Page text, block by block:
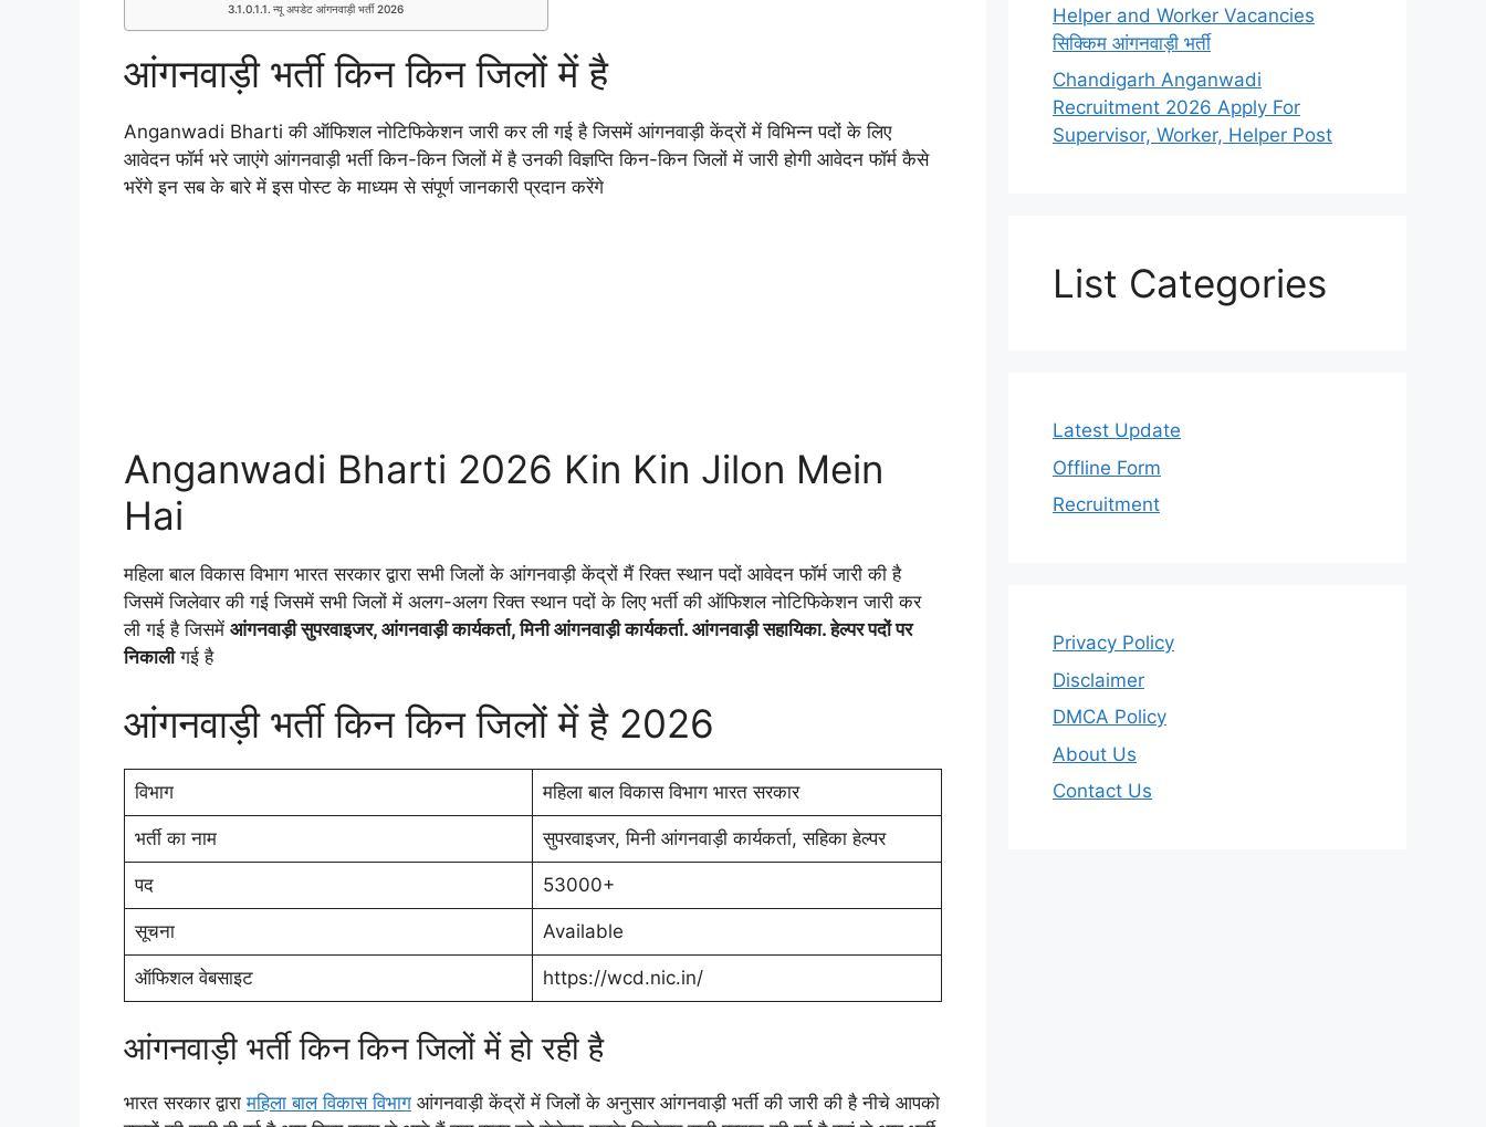
न्यू अपडेट आंगनवाड़ी भर्ती 2026
आंगनवाड़ी भर्ती किन किन जिलों में है
Anganwadi Bharti की ऑफिशल नोटिफिकेशन जारी कर ली गई है जिसमें आंगनवाड़ी केंद्रों में विभिन्न पदों के लिए
आवेदन फॉर्म भरे जाएंगे आंगनवाड़ी भर्ती किन-किन जिलों में है उनकी विज्ञप्ति किन-किन जिलों में जारी होगी आवेदन फॉर्म कैसे
भरेंगे इन सब के बारे में इस पोस्ट के माध्यम से संपूर्ण जानकारी प्रदान करेंगे
Anganwadi Bharti 2026 Kin Kin Jilon Mein
Hai
महिला बाल विकास विभाग भारत सरकार द्वारा सभी जिलों के आंगनवाड़ी केंद्रों मैं रिक्त स्थान पदों आवेदन फॉर्म जारी की है
जिसमें जिलेवार की गई जिसमें सभी जिलों में अलग-अलग रिक्त स्थान पदों के लिए भर्ती की ऑफिशल नोटिफिकेशन जारी कर
ली गई है जिसमें आंगनवाड़ी सुपरवाइजर, आंगनवाड़ी कार्यकर्ता, मिनी आंगनवाड़ी कार्यकर्ता. आंगनवाड़ी सहायिका. हेल्पर पदों पर
निकालीगई है
आंगनवाड़ी भर्ती किन किन जिलों में है 2026
विभाग महिला बाल विकास विभाग भारत सरकार
भर्ती का नाम सुपरवाइजर, मिनी आंगनवाड़ी कार्यकर्ता, सहिका हेल्पर
पद 53000+
सूचना Available
ऑफिशल वेबसाइट https://wcd.nic.in/
आंगनवाड़ी भर्ती किन किन जिलों में हो रही है
भारत सरकार द्वारामहिला बाल विकास विभाग आंगनवाड़ी केंद्रों में जिलों के अनुसार आंगनवाड़ी भर्ती की जारी की है नीचे आपको
Helper and Worker Vacancies
सिक्किम आंगनवाड़ी भर्ती
Chandigarh Anganwadi
Recruitment 2026 Apply For
Supervisor, Worker, Helper Post
List Categories
Latest Update
Offline Form
Recruitment
Privacy Policy
Disclaimer
DMCA Policy
About Us
Contact Us